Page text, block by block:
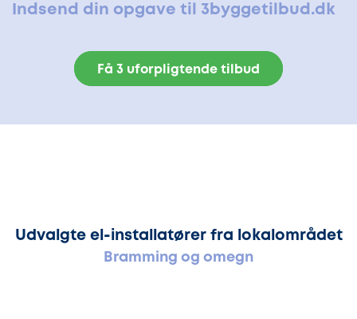
Indsend din opgave til 3byggetilbud.dk
Få 3 uforpligtende tilbud
Udvalgte el-installatører fra lokalområdet
Bramming og omegn